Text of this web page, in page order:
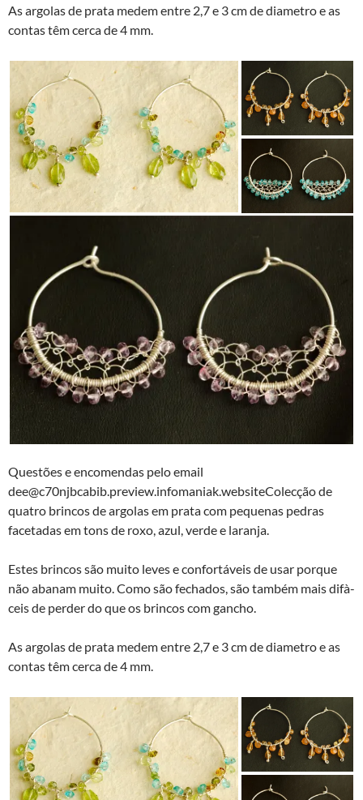
As argolas de prata medem entre 2,7 e 3 cm de diametro e as
contas têm cerca de 4 mm.
Questões e encomendas pelo email
dee@c70njbcabib.preview.infomaniak.websiteColecção de
quatro brincos de argolas em prata com pequenas pedras
facetadas em tons de roxo, azul, verde e laranja.
Estes brincos são muito leves e confortáveis de usar porque
não abanam muito. Como são fechados, são também mais difà­
ceis de perder do que os brincos com gancho.
As argolas de prata medem entre 2,7 e 3 cm de diametro e as
contas têm cerca de 4 mm.